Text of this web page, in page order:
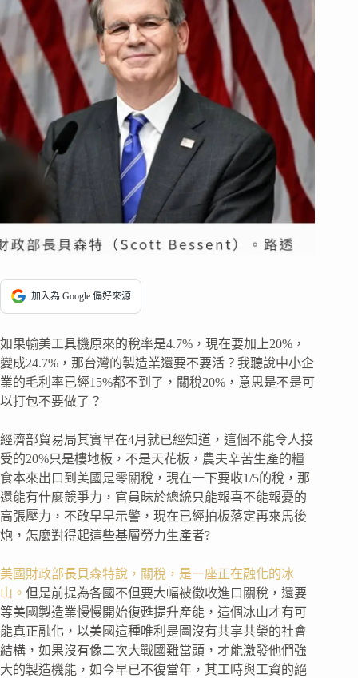
加入為 Google 偏好來源
如果輸美工具機原來的稅率是4.7%，現在要加上20%，
變成24.7%，那台灣的製造業還要不要活？我聽說中小企
業的毛利率已經15%都不到了，關稅20%，意思是不是可
以打包不要做了？
經濟部貿易局其實早在4月就已經知道，這個不能令人接
受的20%只是樓地板，不是天花板，農夫辛苦生產的糧
食本來出口到美國是零關稅，現在一下要收1/5的稅，那
還能有什麼競爭力，官員昧於總統只能報喜不能報憂的
高張壓力，不敢早早示警，現在已經拍板落定再來馬後
炮，怎麼對得起這些基層勞力生產者?
美國財政部長貝森特說，關稅，是一座正在融化的冰
山。 但是前提為各國不但要大幅被徵收進口關稅，還要
等美國製造業慢慢開始復甦提升產能，這個冰山才有可
能真正融化，以美國這種唯利是圖沒有共享共榮的社會
結構，如果沒有像二次大戰國難當頭，才能激發他們強
大的製造機能，如今早已不復當年，其工時與工資的絕